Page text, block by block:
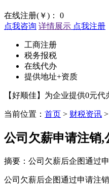
在线注册(￥)：
0
点我咨询 详情展示 点我注册
工商注册
税务报税
在线代办
提供地址+资质
【好顺佳】为企业提供0元
当前位置： 首页 > 财税资讯 >
公司欠薪申请注销
摘要：公司欠薪后企图通过
公司欠薪后企图通过申请注